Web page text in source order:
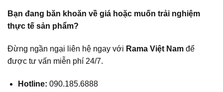
Bạn đang băn khoăn về giá hoặc muốn trải nghiệm
thực tế sản phẩm?
Đừng ngần ngại liên hệ ngay với Rama Việt Nam để
được tư vấn miễn phí 24/7.
Hotline: 090.185.6888